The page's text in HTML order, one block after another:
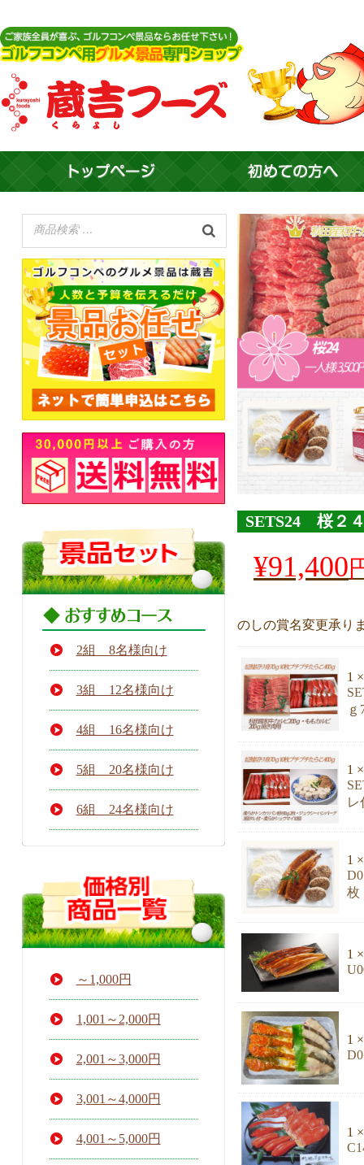
2組 8名様向け
3組 12名様向け
4組 16名様向け
5組 20名様向け
6組 24名様向け
～1,000円
1,001～2,000円
2,001～3,000円
3,001～4,000円
4,001～5,000円
SETS24 桜２
の
は
¥92,200
で
し
た。
¥91,400
在
の
価
格
は
¥91,400
で
す。
のしの賞名変更承り
1 ×
1 ×
レ
1 ×
枚
1 ×
1 ×
1 ×